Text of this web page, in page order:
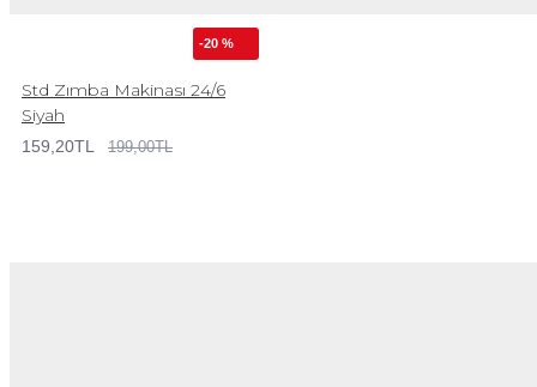
-20 %
Std Zımba Makinası 24/6
Siyah
159,20TL 199,00TL